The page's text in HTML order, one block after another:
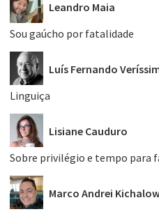
Leandro Maia
Sou gaúcho por fatalidade
Luís Fernando
Linguiça
Lisiane Cauduro
Sobre privilégio e tempo para
Marco Andrei